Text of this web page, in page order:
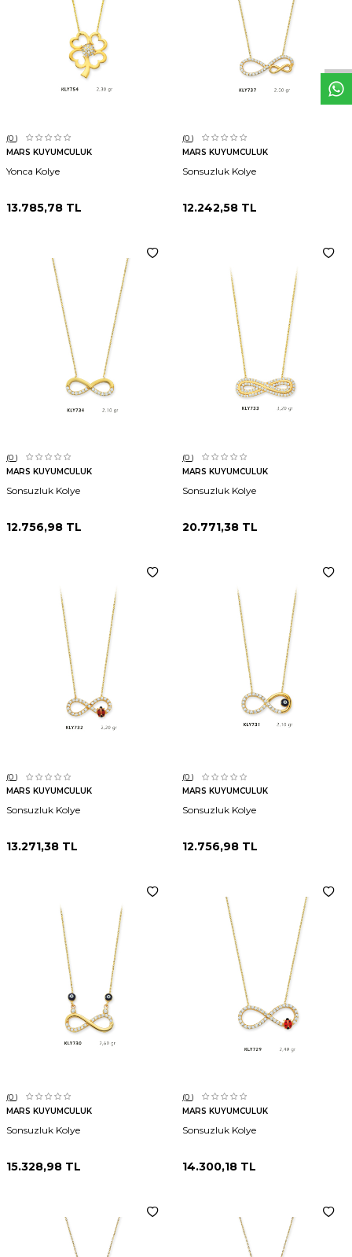
(0 )
MARS KUYUMCULUK
Yonca Kolye
13.785,78 TL
(0 )
MARS KUYUMCULUK
Sonsuzluk Kolye
12.242,58 TL
(0 )
MARS KUYUMCULUK
Sonsuzluk Kolye
12.756,98 TL
(0 )
MARS KUYUMCULUK
Sonsuzluk Kolye
20.771,38 TL
(0 )
MARS KUYUMCULUK
Sonsuzluk Kolye
13.271,38 TL
(0 )
MARS KUYUMCULUK
Sonsuzluk Kolye
12.756,98 TL
(0 )
MARS KUYUMCULUK
Sonsuzluk Kolye
15.328,98 TL
(0 )
MARS KUYUMCULUK
Sonsuzluk Kolye
14.300,18 TL